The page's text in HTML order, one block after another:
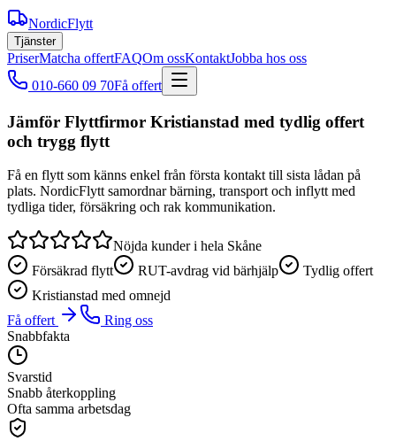
NordicFlytt
Tjänster
PriserMatcha offertFAQOm ossKontaktJobba hos oss
010-660 09 70Få offert
Jämför Flyttfirmor Kristianstad med tydlig offert
och trygg flytt
Få en flytt som känns enkel från första kontakt till sista lådan på
plats. NordicFlytt samordnar bärning, transport och inflytt med
tydliga tider, försäkring och rak kommunikation.
Nöjda kunder i hela Skåne
Försäkrad flytt
RUT-avdrag vid bärhjälp
Tydlig offert
Kristianstad med omnejd
Få offert
Ring oss
Snabbfakta
Svarstid
Snabb återkoppling
Ofta samma arbetsdag